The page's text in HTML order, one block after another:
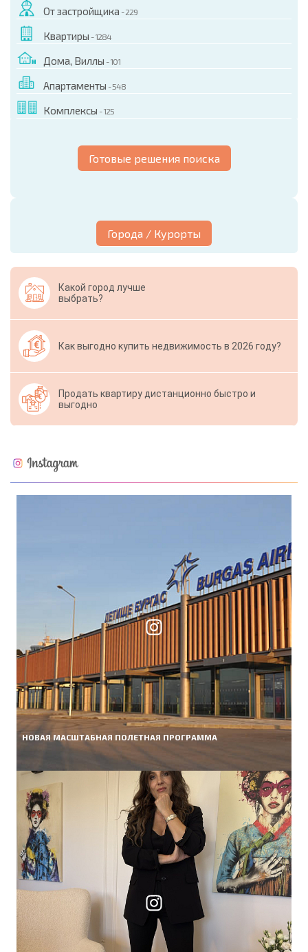
От застройщика - 229
Квартиры - 1284
Дома, Виллы - 101
Апартаменты - 548
Комплексы - 125
Готовые решения поиска
Города / Курорты
Какой город лучше
выбрать?
Как выгодно купить недвижимость в 2026 году?
Продать квартиру дистанционно быстро и
выгодно
НОВАЯ МАСШТАБНАЯ ПОЛЕТНАЯ ПРОГРАММА